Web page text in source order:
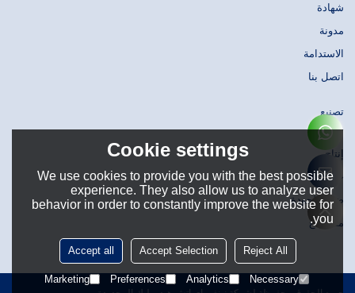
شهادة
مدونة
الاستدامة
اتصل بنا
تصنيع
تصميم
إنتاج
حَشد
ضبط الجودة
مستودع
Cookie settings
We use cookies to provide you with the best possible
experience. They also allow us to analyze user
behavior in order to constantly improve the website for
you.
Reject All
Accept Selection
Accept all
Necessary
Analytics
Preferences
Marketing